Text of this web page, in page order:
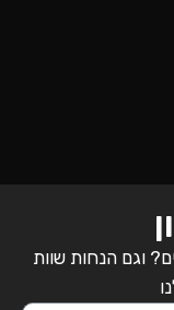
וגם הנחות שוות